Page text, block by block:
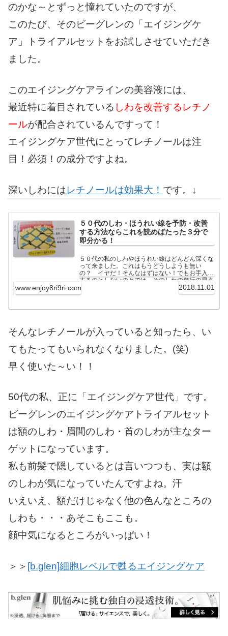
のかな～とずっと憧れていたのですが、
このたび、そのビーグレンの「エイジングケ
ア」トライアルセット をお試しさせていただき
ました。
このエイジングケアラインの美容液には、
最近特に着目されている しわを改善する レチノ
ールが配合されているんですって！
エイジングケア世代にとってレチノールは注
目！必須！の成分ですよね。
深いしわにはレチノールは効果大！ です。↓
５０代のしわ・ほうれい線を予防・改善
する方法ならこれを読めばたった３分で
即分かる！
５０代の私のしわやほうれい線はどんどん深くな
って来ました。これはもうどうしようも無い
の？ イヤだ！そんなはずはない！でもお手入れ
するのとしないのとでは、そのしわの進行の早さ
はまったく違ってきます。何でしわなんて出来る
んだろう？深いしわも元は...
www.enjoy8ri9ri.com 2018.11.01
そんなレチノールが入っていると知ったら、い
てもたってもいられなくなりました。(笑)
早く使いた～い！！
50代の私、正に「エイジングケア世代」です。
ビーグレンのエイジングケアトライアルセット
は額のしわ・眉間のしわ・首のしわが主なター
ゲットになっています。
私も前髪で隠しているとは言いつつも、実は額
のしわが気になっていたんですよね。汗
いえいえ、額だけじゃなく他の色んなところの
しわも・・・あそこもここも。
顔中気になるところがいっぱい！
＞＞ [b.glen]細胞レベルで甦るエイジングケア